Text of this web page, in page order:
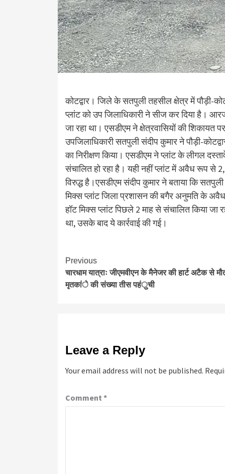
कोटद्वार। जिले के सतपुली तहसील क्षेत्र में पौड़ी-
प्लांट को उप जिलाधिकारी ने सीज कर दिया है।
जा रहा था। एसडीएम ने क्षेत्रवासियों की
उपजिलाधिकारी सतपुली संदीप कुमार ने पौड़ी-
का निरीक्षण किया। एसडीएम ने प्लांट के लीगल
संचालित हो रहा है। यही नहीं प्लांट में अवैध रूप से
विरुद्ध है।एसडीएम संदीप कुमार ने बताया कि
मिक्स प्लांट जिला प्रशासन की बगैर अनुमति के
हॉट मिक्स प्लांट पिछले 2 माह से संचालित किया जा
था, उसके बाद ये कार्रवाई की गई।
Continue
Reading
Previous
चारधाम यात्राः जीएमवीएन के मैनेजर की हार्ट अटैक से
मृतकांे की संख्या तीस पहंुची
Leave a Reply
Your email address will not be published.
Comment *